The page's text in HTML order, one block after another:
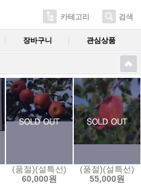
카테고리 검색
장바구니 관심상품
과)10kg(22과-24과)-껍질째 먹는
오름부사2호 5kg(13과-14과
(품절)(설특선)해오름부사3호
60,000원
(품절)(설특선)
55,000원